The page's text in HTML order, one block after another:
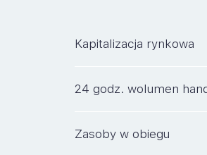
Kapitalizacja rynkowa
24 godz. wolumen
Zasoby w obiegu